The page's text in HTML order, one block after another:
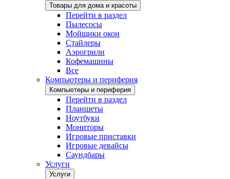
Товары для дома и красоты
Перейти в раздел
Пылесосы
Мойщики окон
Стайлеры
Аэрогрили
Кофемашины
Все
Компьютеры и периферия
Компьютеры и периферия
Перейти в раздел
Планшеты
Ноутбуки
Мониторы
Игровые приставки
Игровые девайсы
Саундбары
Услуги
Услуги